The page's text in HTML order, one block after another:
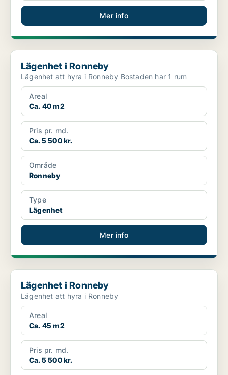
Mer info
Lägenhet i Ronneby
Lägenhet i Ronneby
Lägenhet att hyra i Ronneby Bostaden har 1 rum
Areal
Ca. 40 m2
Pris pr. md.
Ca. 5 500 kr.
Område
Ronneby
Type
Lägenhet
Mer info
Lägenhet i Ronneby
Lägenhet i Ronneby
Lägenhet att hyra i Ronneby
Areal
Ca. 45 m2
Pris pr. md.
Ca. 5 500 kr.